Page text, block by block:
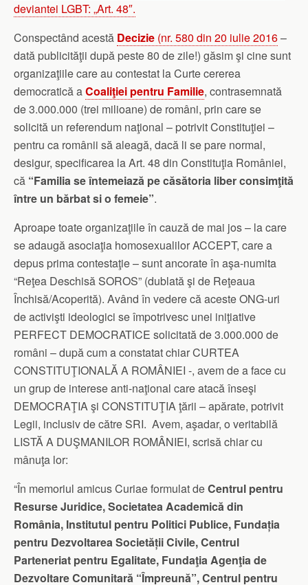
deviantei LGBT: „Art. 48″.
Conspectând acestă Decizie (nr. 580 din 20 iulie 2016–
dată publicităţii după peste 80 de zile!) găsim şi cine sunt
organizaţiile care au contestat la Curte cererea
democratică aCoaliţiei pentru Familie, contrasemnată
de 3.000.000 (trei milioane) de români, prin care se
solicită un referendum naţional – potrivit Constituţiei –
pentru ca românii să aleagă, dacă li se pare normal,
desigur, specificarea la Art. 48 din Constituţia României,
că “Familia se întemeiază pe căsătoria liber consimţită
între un bărbat si o femeie”.
Aproape toate organizaţiile în cauză de mai jos – la care
se adaugă asociaţia homosexualilor ACCEPT, care a
depus prima contestaţie – sunt ancorate în aşa-numita
“Reţea Deschisă SOROS” (dublată şi de Reţeaua
Închisă/Acoperită). Având în vedere că aceste ONG-uri
de activişti ideologici se împotrivesc unei iniţiative
PERFECT DEMOCRATICE solicitată de 3.000.000 de
români – după cum a constatat chiar CURTEA
CONSTITUŢIONALĂ A ROMÂNIEI -, avem de a face cu
un grup de interese anti-naţional care atacă înseşi
DEMOCRAŢIA şi CONSTITUŢIA ţării – apărate, potrivit
Legii, inclusiv de către SRI. Avem, aşadar, o veritabilă
LISTĂ A DUŞMANILOR ROMÂNIEI, scrisă chiar cu
mânuţa lor:
“În memoriul amicus Curiae formulat deCentrul pentru
Resurse Juridice, Societatea Academică din
România, Institutul pentru Politici Publice, Fundația
pentru Dezvoltarea Societății Civile, Centrul
Parteneriat pentru Egalitate, Fundaţia Agenţia de
Dezvoltare Comunitară “Împreună”, Centrul pentru